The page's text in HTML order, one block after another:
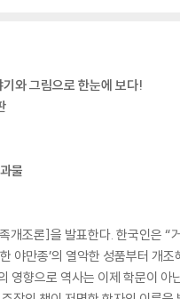
와 그림으로 한눈에 보다!
물
개조론]을 발표한다. 한국인은
야만종’의 열악한 성품부터 개
영향으로 역사는 이제 학문이